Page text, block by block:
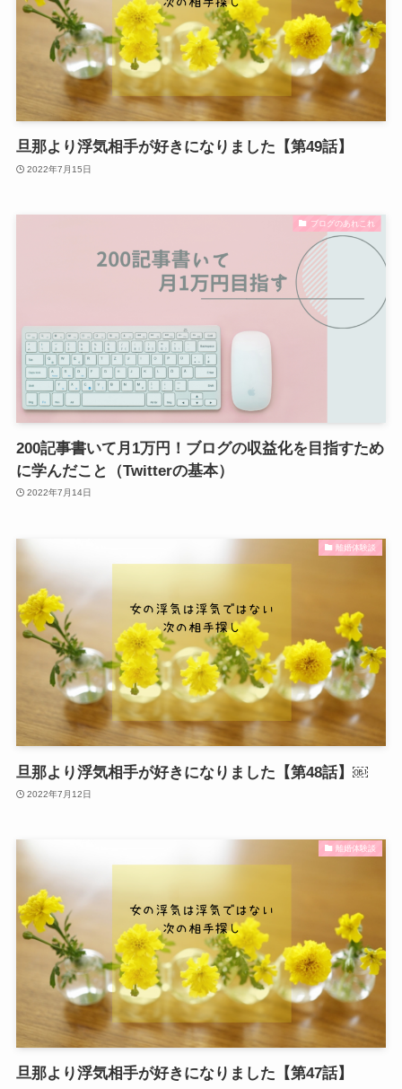
旦那より浮気相手が好きになりました【第49話】
2022年7月15日
ブログのあれこれ
200記事書いて月1万円！ブログの収益化を目指すため
に学んだこと（Twitterの基本）
2022年7月14日
離婚体験談
旦那より浮気相手が好きになりました【第48話】￼
2022年7月12日
離婚体験談
旦那より浮気相手が好きになりました【第47話】